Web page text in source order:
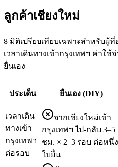
ลูกค้าเชียงใหม่
8 มิติเปรียบเทียบเฉพาะสำหรับผู้
เวลาเดินทางเข้ากรุงเทพฯ ค่าใช้
ยื่นเอง
ประเด็น ยื่นเอง (DIY)
เวลาเดิน
ทางเข้า
กรุงเทพฯ
ต่อรอบ
จากเชียงใหม่เข้า
กรุงเทพฯ ไป-กลับ 3–5
ชม. × 2–3 รอบ ต่อหนึ่ง
ใบยื่น